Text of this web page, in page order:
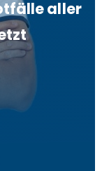
aller